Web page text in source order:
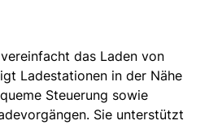
das Laden von
Ladestationen in der Nähe
Steuerung sowie
Sie unterstützt